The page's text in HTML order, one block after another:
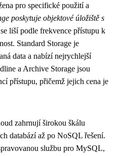
pro specifické použití a
poskytuje objektové úložiště s
liší podle frekvence přístupu k
Standard Storage je
data a nabízí nejrychlejší
a Archive Storage jsou
přístupu, přičemž jejich cena je
zahrnují širokou škálu
databází až po NoSQL řešení.
službu pro MySQL,